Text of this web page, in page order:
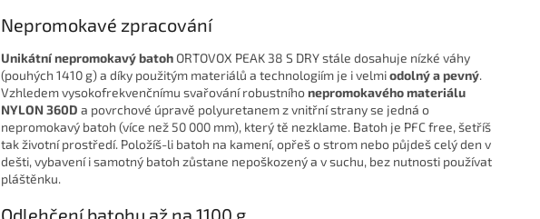
Nepromokavé zpracování
Unikátní nepromokavý batoh ORTOVOX PEAK 38 S DRY stále dosahuje nízké váhy
(pouhých 1410 g) a díky použitým materiálů a technologiím je i velmiodolný a pevný.
Vzhledem vysokofrekvenčnímu svařování robustníhonepromokavého materiálu
NYLON 360D a povrchové úpravě polyuretanem z vnitřní strany se jedná o
nepromokavý batoh (více než 50 000 mm), který tě nezklame. Batoh je PFC free, šetříš
tak životní prostředí. Položíš-li batoh na kamení, opřeš o strom nebo půjdeš celý den v
dešti, vybavení i samotný batoh zůstane nepoškozený a v suchu, bez nutnosti používat
pláštěnku.